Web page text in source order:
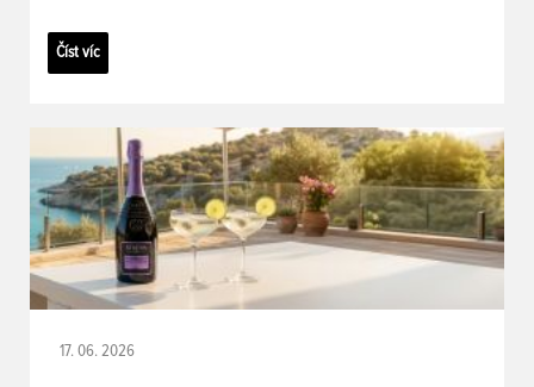
Číst víc
17. 06. 2026